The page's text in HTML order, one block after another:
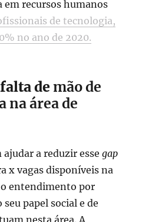
em recursos humanos
de tecnologia,
no ano de 2020.
demão de
na área de
ajudar a reduzir essegap
x vagas disponíveis na
o entendimento por
papel social e de